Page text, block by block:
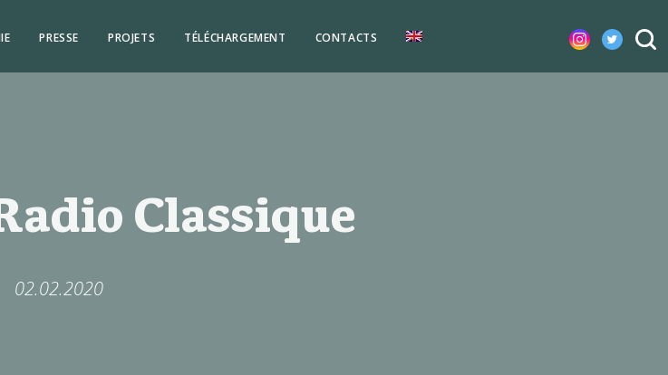
PRESSE PROJETS TÉLÉCHARGEMENT CONTACTS
Classique
02.02.2020